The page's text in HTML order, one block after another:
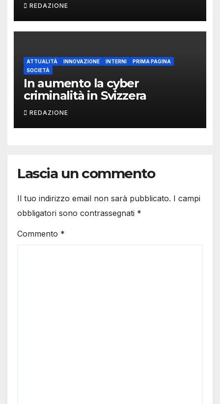
REDAZIONE
ATTUALITÀ INNOVAZIONE INTERNI
PRIMA PAGINA
SOCIETÀ
In aumento la cyber
criminalità in Svizzera
REDAZIONE
Lascia un commento
Il tuo indirizzo email non sarà pubblicato. I campi
obbligatori sono contrassegnati *
Commento *